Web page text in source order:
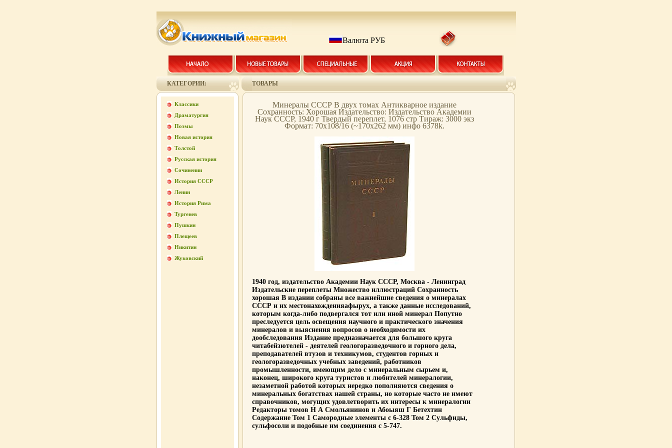
Валюта РУБ
КАТЕГОРИИ:
Классики
Драматургия
Поэмы
Новая история
Толстой
Русская история
Сочинении
История СССР
Ленин
История Рима
Тургенев
Пушкин
Плещеев
Никитин
Жуковский
ТОВАРЫ
Минералы СССР В двух томах Антикварное издание
Сохранность: Хорошая Издательство: Издательство Академии
Наук СССР, 1940 г Твердый переплет, 1076 стр Тираж: 3000 экз
Формат: 70x108/16 (~170х262 мм) инфо 6378k.
1940 год, издательство Академии Наук СССР, Москва - Ленинград
Издательские переплеты Множество иллюстраций Сохранность
хорошая В издании собраны все важнейшие сведения о минералах
СССР и их местонахожденияафырух, а также данные исследований,
которым когда-либо подвергался тот или иной минерал Попутно
преследуется цель освещения научного и практического значения
минералов и выяснения вопросов о необходимости их
дообследования Издание предназначается для большого круга
читабейзютелей - деятелей геологоразведочного и горного дела,
преподавателей втузов и техникумов, студентов горных и
геологоразведочных учебных заведений, работников
промышленности, имеющим дело с минеральным сырьем и,
наконец, широкого круга туристов и любителей минералогии,
незаметной работой которых нередко пополняются сведения о
минеральных богатствах нашей страны, но которые часто не имеют
справочников, могущих удовлетворить их интересы к минералогии
Редакторы томов Н А Смольянинов и Абоыяш Г Бетехтин
Содержание Том 1 Самородные элементы c 6-328 Том 2 Сульфиды,
сульфосоли и подобные им соединения c 5-747.